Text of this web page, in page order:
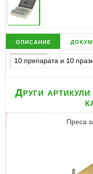
описание
10 препарата и 10
Други
Преса